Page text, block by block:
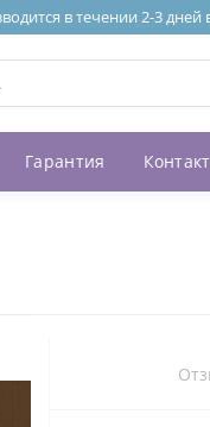
в течении 2-3
Гарантия